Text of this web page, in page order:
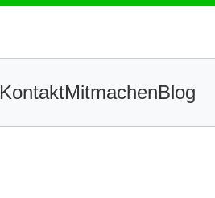
KontaktMitmachenBlog